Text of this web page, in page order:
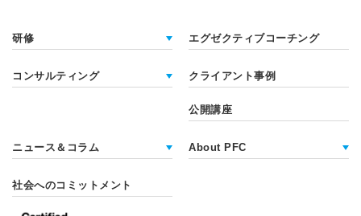
研修 エグゼクティブコーチング
コンサルティング クライアント事例
公開講座
ニュース＆コラム About PFC
社会へのコミットメント